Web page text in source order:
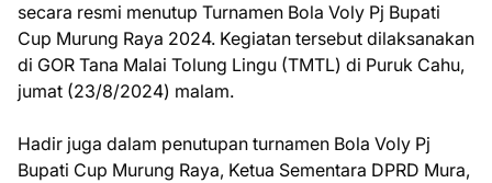
secara resmi menutup Turnamen Bola Voly Pj Bupati
Cup Murung Raya 2024. Kegiatan tersebut dilaksanakan
di GOR Tana Malai Tolung Lingu (TMTL) di Puruk Cahu,
jumat (23/8/2024) malam.
Hadir juga dalam penutupan turnamen Bola Voly Pj
Bupati Cup Murung Raya, Ketua Sementara DPRD Mura,